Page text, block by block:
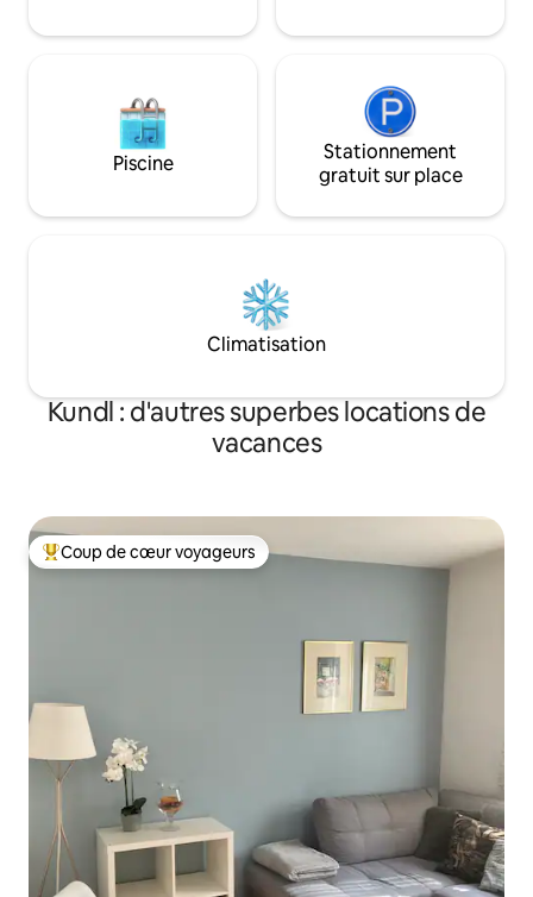
Piscine
Stationnement
gratuit sur place
Climatisation
Kundl : d'autres superbes locations de
vacances
Coups de cœur voyageurs les plus appréciés
Coup de cœur voyageurs